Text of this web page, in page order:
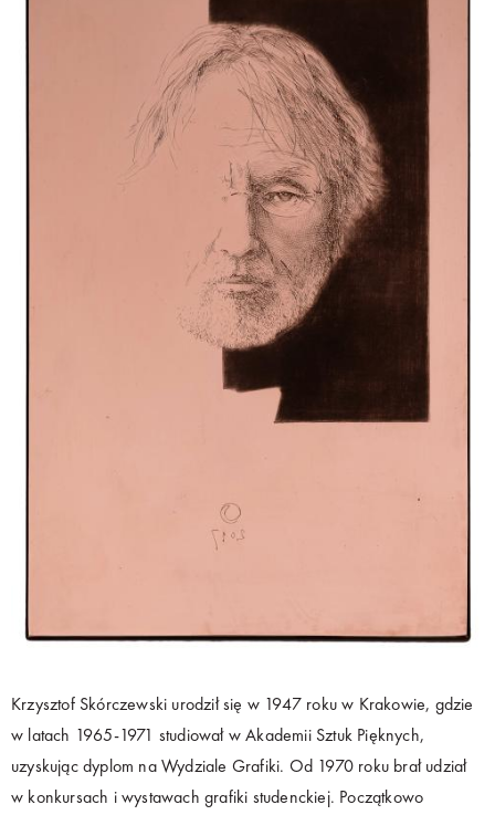
Krzysztof Skórczewski urodził się w 1947 roku w Krakowie, gdzie
w latach 1965-1971 studiował w Akademii Sztuk Pięknych,
uzyskując dyplom na Wydziale Grafiki. Od 1970 roku brał udział
w konkursach i wystawach grafiki studenckiej. Początkowo